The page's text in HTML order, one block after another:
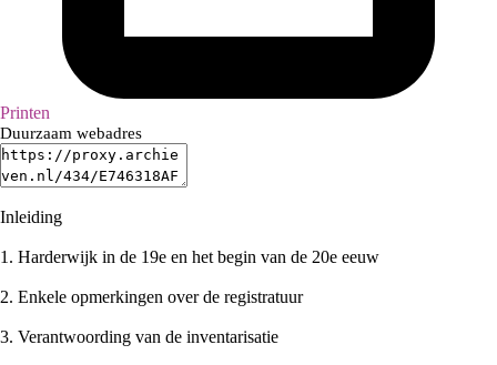
Printen
Duurzaam webadres
Inleiding
1. Harderwijk in de 19e en het begin van de 20e eeuw
2. Enkele opmerkingen over de registratuur
3. Verantwoording van de inventarisatie